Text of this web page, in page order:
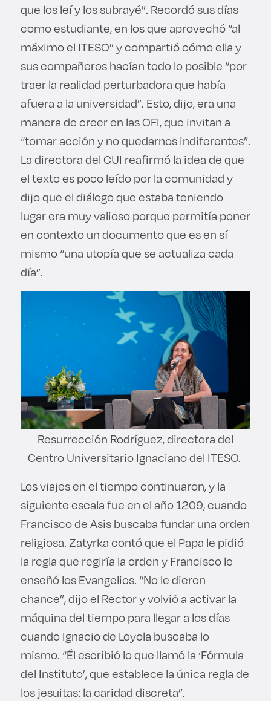
que los leí y los subrayé”. Recordó sus días
como estudiante, en los que aprovechó “al
máximo el ITESO” y compartió cómo ella y
sus compañeros hacían todo lo posible “por
traer la realidad perturbadora que había
afuera a la universidad”. Esto, dijo, era una
manera de creer en las OFI, que invitan a
“tomar acción y no quedarnos indiferentes”.
La directora del CUI reafirmó la idea de que
el texto es poco leído por la comunidad y
dijo que el diálogo que estaba teniendo
lugar era muy valioso porque permitía poner
en contexto un documento que es en sí
mismo “una utopía que se actualiza cada
día”.
Resurrección Rodríguez, directora del
Centro Universitario Ignaciano del ITESO.
Los viajes en el tiempo continuaron, y la
siguiente escala fue en el año 1209, cuando
Francisco de Asis buscaba fundar una orden
religiosa. Zatyrka contó que el Papa le pidió
la regla que regiría la orden y Francisco le
enseñó los Evangelios. “No le dieron
chance”, dijo el Rector y volvió a activar la
máquina del tiempo para llegar a los días
cuando Ignacio de Loyola buscaba lo
mismo. “Él escribió lo que llamó la ‘Fórmula
del Instituto’, que establece la única regla de
los jesuitas: la caridad discreta”.